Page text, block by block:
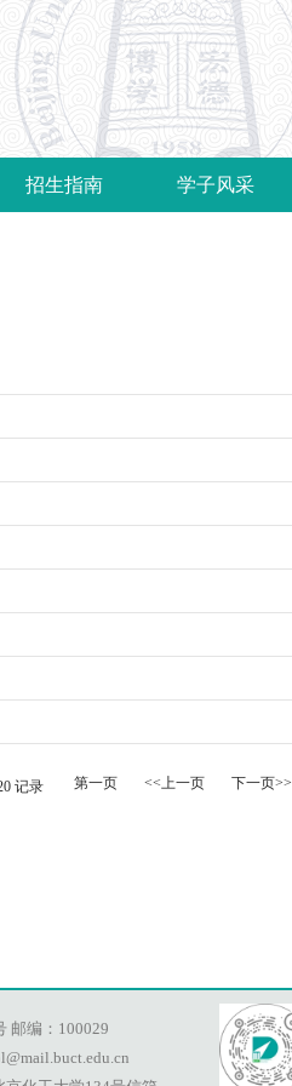
招生指南 学子风采
记录 第一页 <<上一页 下一页>>
邮编：100029